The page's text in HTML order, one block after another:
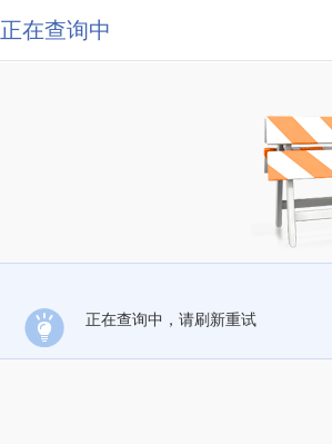
正在查询中
正在查询中，请刷新重试